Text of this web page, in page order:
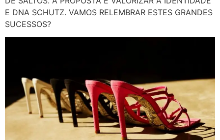
E DNA SCHUTZ. VAMOS RELEMBRAR ESTES GRANDES
SUCESSOS?